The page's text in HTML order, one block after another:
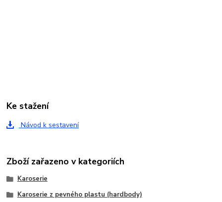
Ke stažení
Návod k sestavení
Zboží zařazeno v kategoriích
Karoserie
Karoserie z pevného plastu (hardbody)